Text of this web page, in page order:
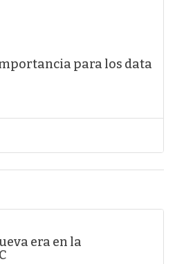
para los data
era en la